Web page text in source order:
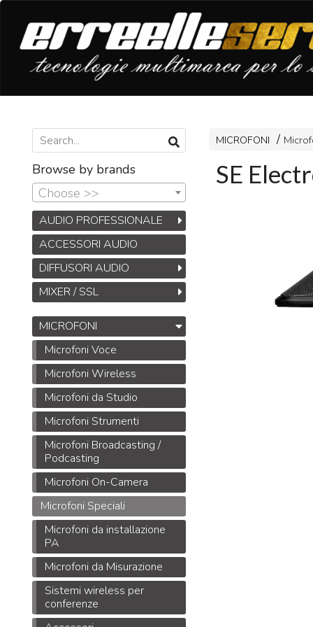
MICROFONI
SE
Browse by brands
Choose >>
AUDIO PROFESSIONALE
ACCESSORI AUDIO
DIFFUSORI AUDIO
MIXER / SSL
MICROFONI
Microfoni Voce
Microfoni Wireless
Microfoni da Studio
Microfoni Strumenti
Microfoni Broadcasting /
Podcasting
Microfoni On-Camera
Microfoni Speciali
Microfoni da installazione
PA
Microfoni da Misurazione
Sistemi wireless per
conferenze